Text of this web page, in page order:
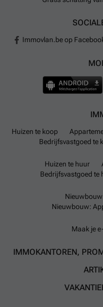
Immovlan.be op
Huizen te koop
Bedrijfsvastgoed te
Huizen te huur
Bedrijfsvastgoed te
Nieuwbouw:
Maak je
IMMOKANTOREN,